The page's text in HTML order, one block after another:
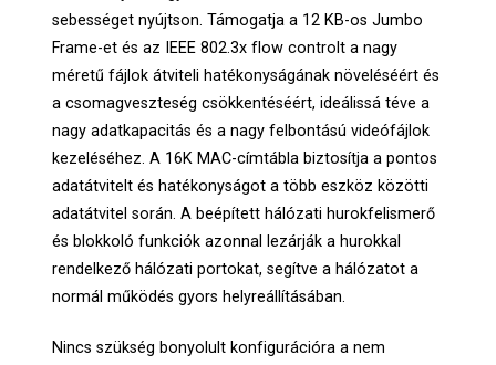
sebességet nyújtson. Támogatja a 12 KB-os Jumbo
Frame-et és az IEEE 802.3x flow controlt a nagy
méretű fájlok átviteli hatékonyságának növeléséért és
a csomagveszteség csökkentéséért, ideálissá téve a
nagy adatkapacitás és a nagy felbontású videófájlok
kezeléséhez. A 16K MAC-címtábla biztosítja a pontos
adatátvitelt és hatékonyságot a több eszköz közötti
adatátvitel során. A beépített hálózati hurokfelismerő
és blokkoló funkciók azonnal lezárják a hurokkal
rendelkező hálózati portokat, segítve a hálózatot a
normál működés gyors helyreállításában.
Nincs szükség bonyolult konfigurációra a nem